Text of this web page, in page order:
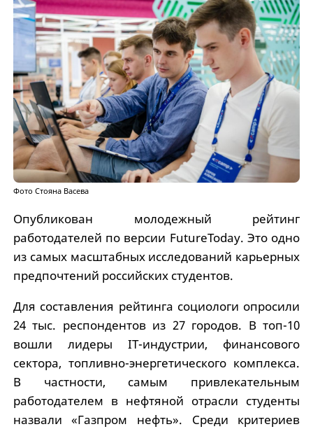
Фото Стояна Васева
Опубликован молодежный рейтинг
работодателей по версии FutureToday. Это одно
из самых масштабных исследований карьерных
предпочтений российских студентов.
Для составления рейтинга социологи опросили
24 тыс. респондентов из 27 городов. В топ-10
вошли лидеры IT-индустрии, финансового
сектора, топливно-энергетического комплекса.
В частности, самым привлекательным
работодателем в нефтяной отрасли студенты
назвали «Газпром нефть». Среди критериев